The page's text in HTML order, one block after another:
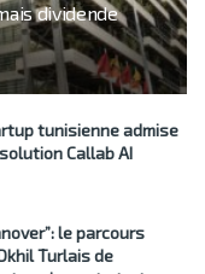
dividende
tunisienne admise
Callab AI
le parcours
Turlais de